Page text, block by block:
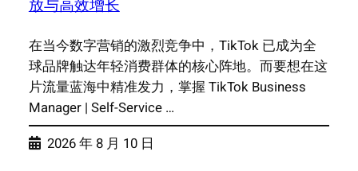
放与高效增长
在当今数字营销的激烈竞争中，TikTok 已成为全
球品牌触达年轻消费群体的核心阵地。而要想在这
片流量蓝海中精准发力，掌握 TikTok Business
Manager | Self-Service …
2026 年 8 月 10 日